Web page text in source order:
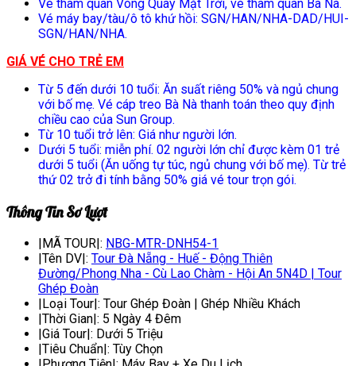
Vé tham quan Vòng Quay Mặt Trời, vé tham quan Bà Nà.
Vé máy bay/tàu/ô tô khứ hồi: SGN/HAN/NHA-DAD/HUI-
SGN/HAN/NHA.
GIÁ VÉ CHO TRẺ EM
Từ 5 đến dưới 10 tuổi: Ăn suất riêng 50% và ngủ chung
với bố mẹ. Vé cáp treo Bà Nà thanh toán theo quy định
chiều cao của Sun Group.
Từ 10 tuổi trở lên: Giá như người lớn.
Dưới 5 tuổi: miễn phí. 02 người lớn chỉ được kèm 01 trẻ
dưới 5 tuổi (Ăn uống tự túc, ngủ chung với bố mẹ). Từ trẻ
thứ 02 trở đi tính bằng 50% giá vé tour trọn gói.
Thông Tin Sơ Lượt
|MÃ TOUR|: NBG-MTR-DNH54-1
|Tên DV|: Tour Đà Nẵng - Huế - Động Thiên
Đường/Phong Nha - Cù Lao Chàm - Hội An 5N4D | Tour
Ghép Đoàn
|Loại Tour|: Tour Ghép Đoàn | Ghép Nhiều Khách
|Thời Gian|: 5 Ngày 4 Đêm
|Giá Tour|: Dưới 5 Triệu
|Tiêu Chuẩn|: Tùy Chọn